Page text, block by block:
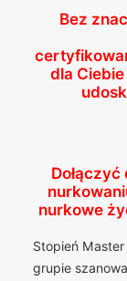
Bez
dla
nurkowe
Stopień
grupie